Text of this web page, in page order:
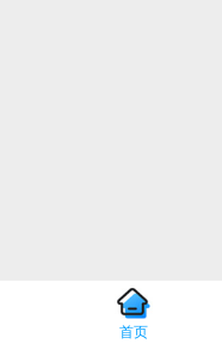
首页